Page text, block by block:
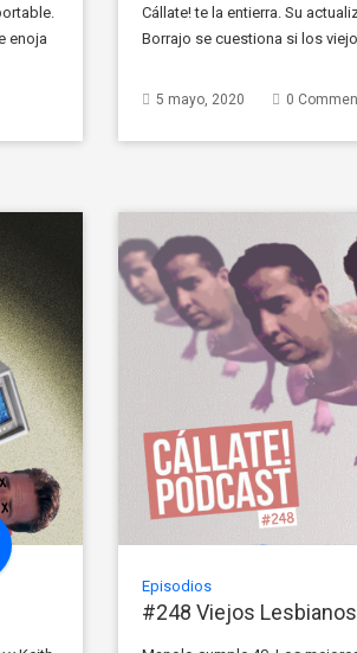
enoja
Cállate! te la entierra. Su
Borrajo se cuestiona si los
5 mayo, 2020 0
Episodios
#248 Viejos Lesbianos